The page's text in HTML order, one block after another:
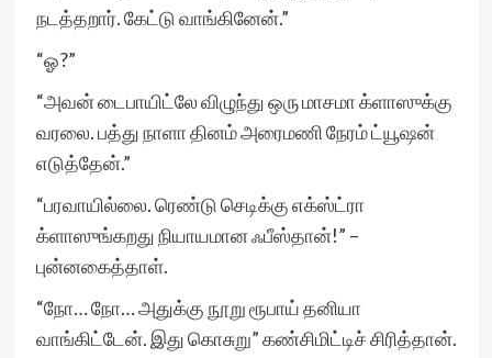
நடத்தறார். கேட்டு வாங்கினேன்.”
“ஓ?”
“அவன் டைபாயிட்லே விழுந்து ஒரு மாசமா க்ளாஸுக்கு
வரலை. பத்து நாளா தினம் அரைமணி நேரம் ட்யூஷன்
எடுத்தேன்.”
“பரவாயில்லை. ரெண்டு செடிக்கு எக்ஸ்ட்ரா
க்ளாஸுங்கறது நியாயமான ஃபீஸ்தான்!” –
புன்னகைத்தாள்.
“நோ… நோ… அதுக்கு நூறு ரூபாய் தனியா
வாங்கிட்டேன். இது கொசுறு” கண்சிமிட்டிச் சிரித்தான்.